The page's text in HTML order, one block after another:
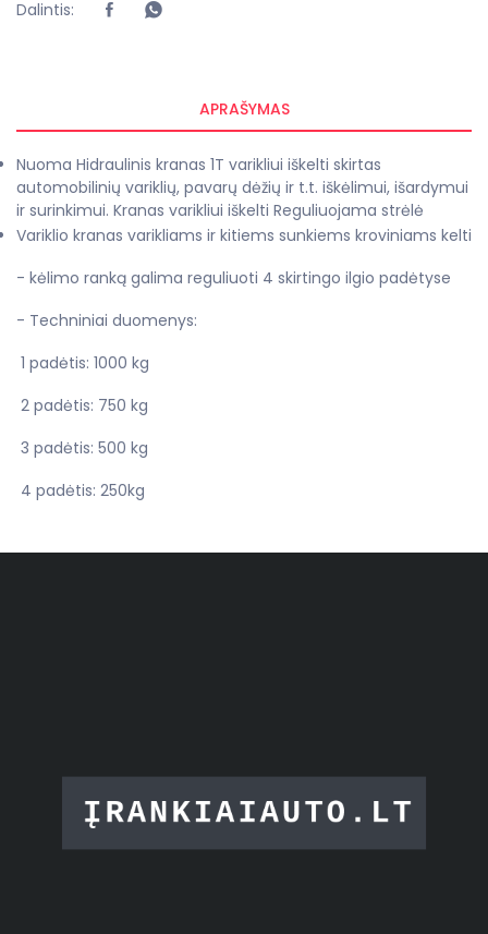
Dalintis:
APRAŠYMAS
Nuoma Hidraulinis kranas 1T varikliui iškelti skirtas
automobilinių variklių, pavarų dėžių ir t.t. iškėlimui, išardymui
ir surinkimui. Kranas varikliui iškelti Reguliuojama strėlė
Variklio kranas varikliams ir kitiems sunkiems kroviniams kelti
- kėlimo ranką galima reguliuoti 4 skirtingo ilgio padėtyse
- Techniniai duomenys:
1 padėtis: 1000 kg
2 padėtis: 750 kg
3 padėtis: 500 kg
4 padėtis: 250kg